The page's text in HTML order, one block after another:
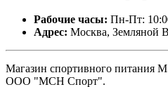
Рабочие часы: Пн-Пт:
Адрес: Москва, Земляной
Магазин спортивного питания
ООО "МСН Спорт".